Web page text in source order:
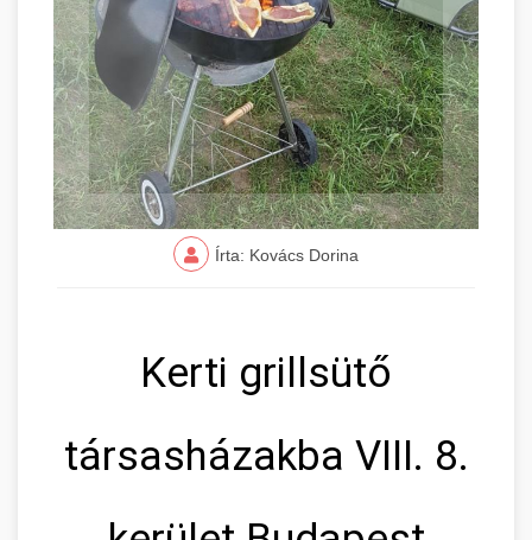
Írta: Kovács Dorina
Kerti grillsütő
társasházakba VIII. 8.